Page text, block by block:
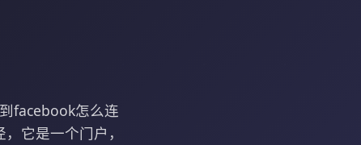
facebook怎么连
它是一个门户，